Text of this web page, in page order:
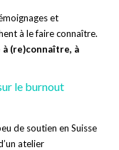
et
à le faire connaître.
à (re)connaître, à
le burnout
de soutien en Suisse
atelier